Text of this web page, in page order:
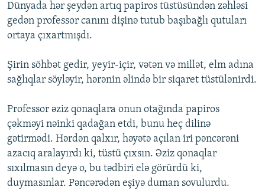
Dünyada hər şeydən artıq papiros tüstüsündən zəhləsi
gedən professor canını dişinə tutub başıbağlı qutuları
ortaya çıxartmışdı.
Şirin söhbət gedir, yeyir-içir, vətən və millət, elm adına
sağlıqlar söyləyir, hərənin əlində bir siqaret tüstülənirdi.
Professor əziz qonaqlara onun otağında papiros
çəkməyi nəinki qadağan etdi, bunu heç dilinə
gətirmədi. Hərdən qalxır, həyətə açılan iri pəncərəni
azacıq aralayırdı ki, tüstü çıxsın. Əziz qonaqlar
sıxılmasın deyə o, bu tədbiri elə görürdü ki,
duymasınlar. Pəncərədən eşiyə duman sovulurdu.